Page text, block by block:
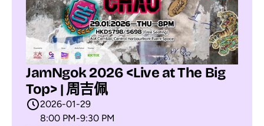
JamNgok 2026 <Live at The Big
Top> | 周吉佩
2026-01-29
8:00 PM-9:30 PM